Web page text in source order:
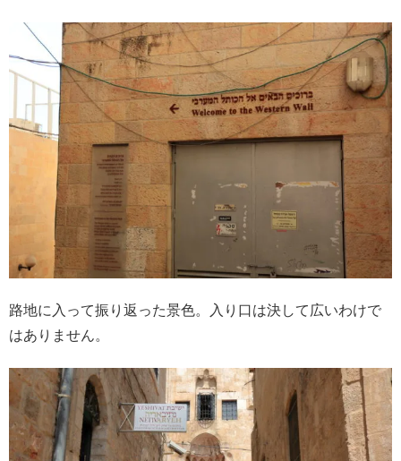
路地に入って振り返った景色。入り口は決して広いわけで
はありません。